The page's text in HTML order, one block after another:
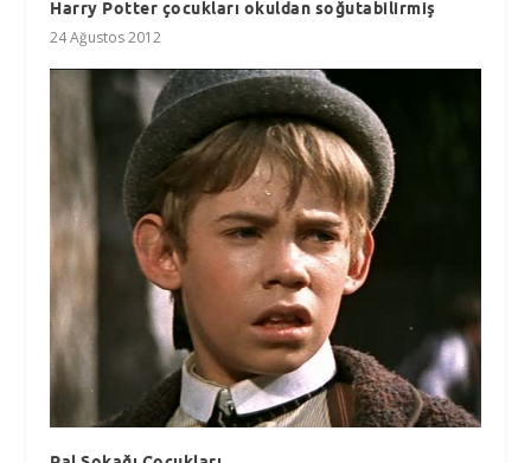
Harry Potter çocukları okuldan soğutabilirmiş
24 Ağustos 2012